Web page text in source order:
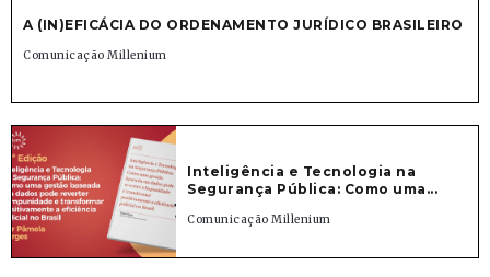
A (IN)EFICÁCIA DO ORDENAMENTO JURÍDICO BRASILEIRO
Comunicação Millenium
Inteligência e Tecnologia na
Segurança Pública: Como uma...
Comunicação Millenium